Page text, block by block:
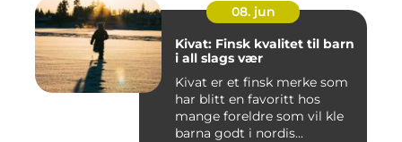
08. jun
Kivat: Finsk kvalitet til barn
i all slags vær
Kivat er et finsk merke som
har blitt en favoritt hos
mange foreldre som vil kle
barna godt i nordis...